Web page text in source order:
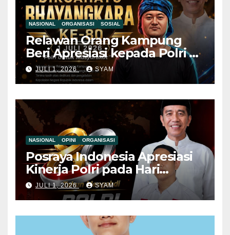
NASIONAL ORGANISASI SOSIAL
Relawan Orang Kampung
Beri Apresiasi kepada Polri di
Hari Bhayangkara ke-80, Nilai
Sinergitas Penegakan
JULI 1, 2026 SYAM
NASIONAL OPINI ORGANISASI
Posraya Indonesia Apresiasi
Kinerja Polri pada Hari
Bhayangkara ke-80, Dorong
Penguatan Sinergitas Demi
JULI 1, 2026 SYAM